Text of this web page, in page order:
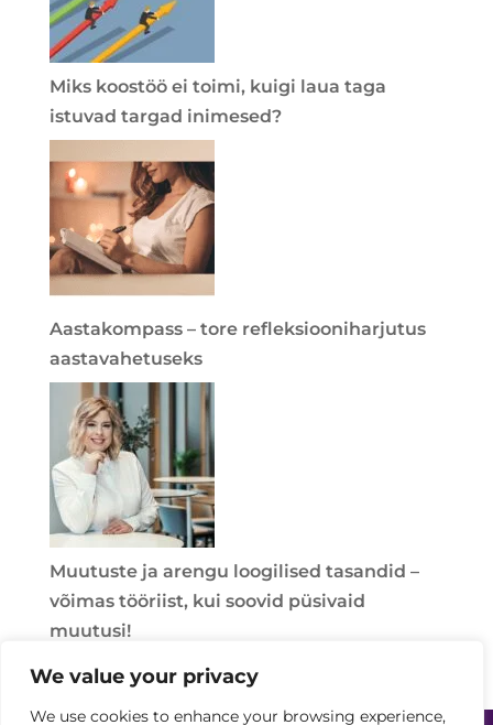
We value your privacy
We use cookies to enhance your browsing experience,
Miks koostöö ei toimi, kuigi laua taga
istuvad targad inimesed?
Aastakompass – tore refleksiooniharjutus
aastavahetuseks
Muutuste ja arengu loogilised tasandid –
võimas tööriist, kui soovid püsivaid
muutusi!